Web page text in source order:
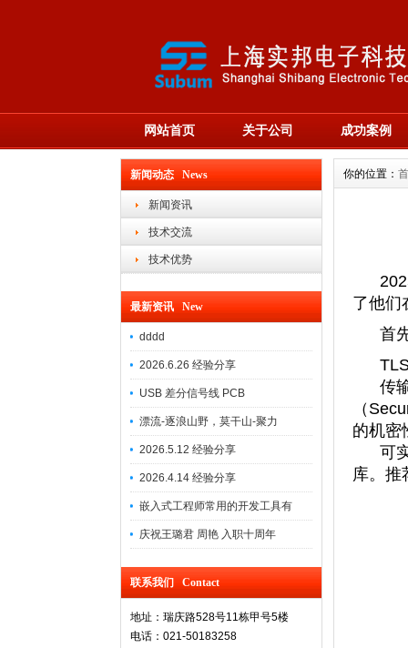
网站首页 关于公司 成功案例
新闻动态 News
新闻资讯
技术交流
技术优势
最新资讯 New
dddd
2026.6.26 经验分享
USB 差分信号线 PCB
漂流-逐浪山野，莫干山-聚力
2026.5.12 经验分享
2026.4.14 经验分享
嵌入式工程师常用的开发工具有
庆祝王璐君 周艳 入职十周年
联系我们 Contact
地址：瑞庆路528号11栋甲号5楼
电话：021-50183258
你的位置：
2025
了他们
首
传输
（
的机密
可实
库。推